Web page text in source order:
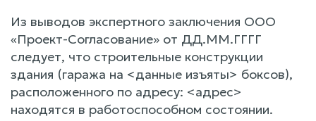
Из выводов экспертного заключения ООО
«Проект-Согласование» от ДД.ММ.ГГГГ
следует, что строительные конструкции
здания (гаража на <данные изъяты> боксов),
расположенного по адресу: <адрес>
находятся в работоспособном состоянии.